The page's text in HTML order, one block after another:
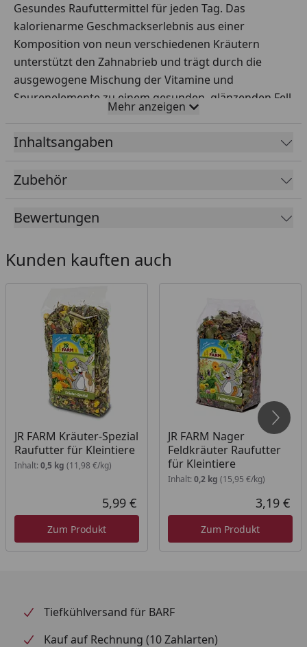
Gesundes Raufuttermittel für jeden Tag. Das
kalorienarme Geschmackserlebnis aus einer
Komposition von neun verschiedenen Kräutern
unterstützt den Zahnabrieb und trägt durch die
ausgewogene Mischung der Vitamine und
Spurenelemente zu einem gesunden, glänzenden Fell
bei. Der hohe Rohfasergehalt sorgt für eine optimale
Verdauung und steigert somit das Wohlbefinden.
Kamille sorgen außerdem für mehr Coolness im
Fütterungsempfehlung
zusätzlich zur täglichen Heuration.
Mehr anzeigen
Inhaltsangaben
Zubehör
Bewertungen
Kunden kauften auch
JR FARM Kräuter-Spezial
Raufutter für Kleintiere
Inhalt: 0,5 kg (11,98 €/kg)
Aktueller Preis
5,99 €
Zum Produkt
JR FARM Nager
Feldkräuter Raufutter
für Kleintiere
Inhalt: 0,2 kg (15,95 €/kg)
3,19 €
Zum Produkt
Tiefkühlversand für BARF
Kauf auf Rechnung (10 Zahlarten)